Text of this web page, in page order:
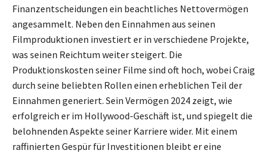
Finanzentscheidungen ein beachtliches Nettovermögen
angesammelt. Neben den Einnahmen aus seinen
Filmproduktionen investiert er in verschiedene Projekte,
was seinen Reichtum weiter steigert. Die
Produktionskosten seiner Filme sind oft hoch, wobei Craig
durch seine beliebten Rollen einen erheblichen Teil der
Einnahmen generiert. Sein Vermögen 2024 zeigt, wie
erfolgreich er im Hollywood-Geschäft ist, und spiegelt die
belohnenden Aspekte seiner Karriere wider. Mit einem
raffinierten Gespür für Investitionen bleibt er eine